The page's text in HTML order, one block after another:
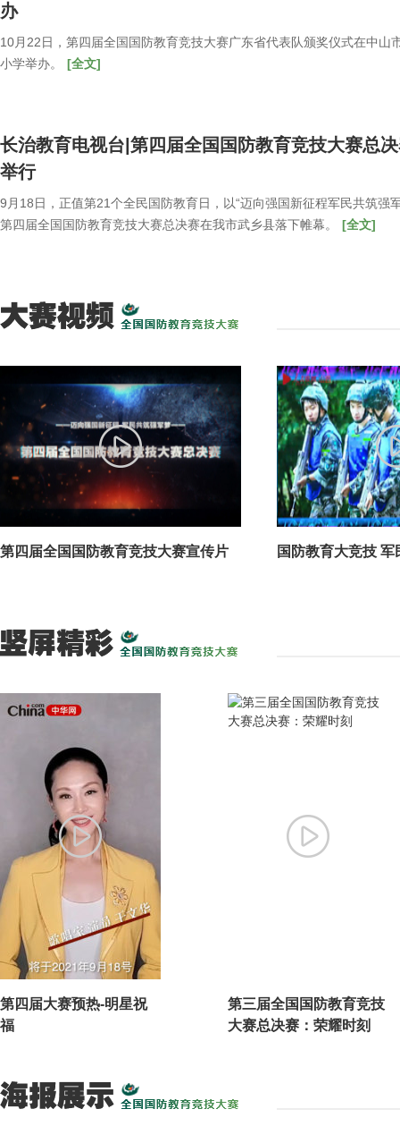
办
10月22日，第四届全国国防教育竞技大赛广东省代表队颁奖仪式在中山
小学举办。
[全文]
长治教育电视台|第四届全国国防教育竞技大赛总
举行
9月18日，正值第21个全民国防教育日，以“迈向强国新征程军民共筑强
第四届全国国防教育竞技大赛总决赛在我市武乡县落下帷幕。
[全文]
第四届全国国防教育竞技大赛宣传片 国防教育大竞技
第四届大赛预热-明星祝
福
第三届全国国防教育竞技
大赛总决赛：荣耀时刻